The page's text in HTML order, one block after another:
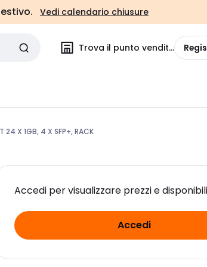
Vedi calendario chiusure
Trova il punto vendita
24 X 1GB, 4 X SFP+, RACK
Accedi per visualizzare prezzi e
Accedi